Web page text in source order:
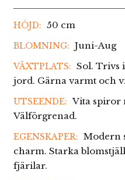
HÖJD: 50 cm
BLOMNING: Juni-Aug
VÄXTPLATS: Sol. Trivs
jord. Gärna varmt och
UTSEENDE: Vita spiror
Välförgrenad.
EGENSKAPER: Modern
charm. Starka
fjärilar.